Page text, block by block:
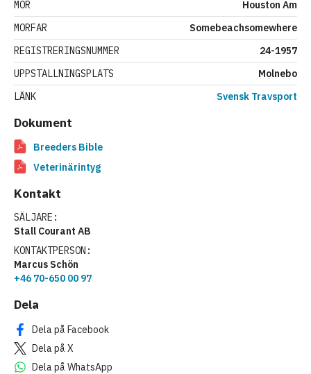
MOR
Houston Am
MORFAR
Somebeachsomewhere
REGISTRERINGSNUMMER
24-1957
UPPSTALLNINGSPLATS
Molnebo
LÄNK
Svensk Travsport
Dokument
Breeders Bible
Veterinärintyg
Kontakt
SÄLJARE:
Stall Courant AB
KONTAKTPERSON:
Marcus Schön
+46 70-650 00 97
Dela
Dela på Facebook
Dela på X
Dela på WhatsApp